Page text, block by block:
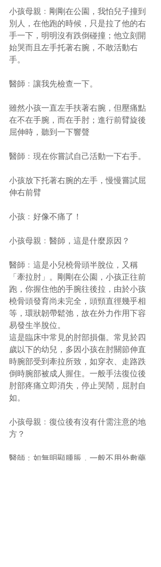
小孩母親﹕剛剛在公園，我怕兒子撞到
別人，在他跑的時候，只是拉了他的右
手一下，明明沒有跌倒碰撞；他立刻開
始哭而且左手托著右腕，不敢活動右
手。
醫師﹕讓我先檢查一下。
雖然小孩一直左手扶著右腕，但壓痛點
在不在手腕，而在手肘；進行前臂旋後
屈伸時，聽到一下響聲
醫師﹕現在你嘗試自己活動一下右手。
小孩放下托著右腕的左手，慢慢嘗試屈
伸右前臂
小孩﹕好像不痛了！
小孩母親﹕醫師，這是什麼原因？
醫師﹕這是小兒橈骨頭半脫位，又稱
「牽拉肘」。剛剛在公園，小孩正往前
跑，你握住他的手腕往後拉，由於小孩
橈骨頭發育尚未完全，頭頸直徑幾乎相
等，環狀韌帶鬆弛，故在外力作用下容
易發生半脫位。
這是臨床中常見的肘部損傷。常見於四
歲以下的幼兒，多因小孩在肘關節伸直
時腕部受到牽拉所致，如穿衣、走路跌
倒時腕部被成人握住。一般手法復位後
肘部疼痛立即消失，停止哭鬧，屈肘自
如。
小孩母親﹕復位後有沒有什需注意的地
方？
醫師﹕如無明顯腫脹，一般不用外敷藥